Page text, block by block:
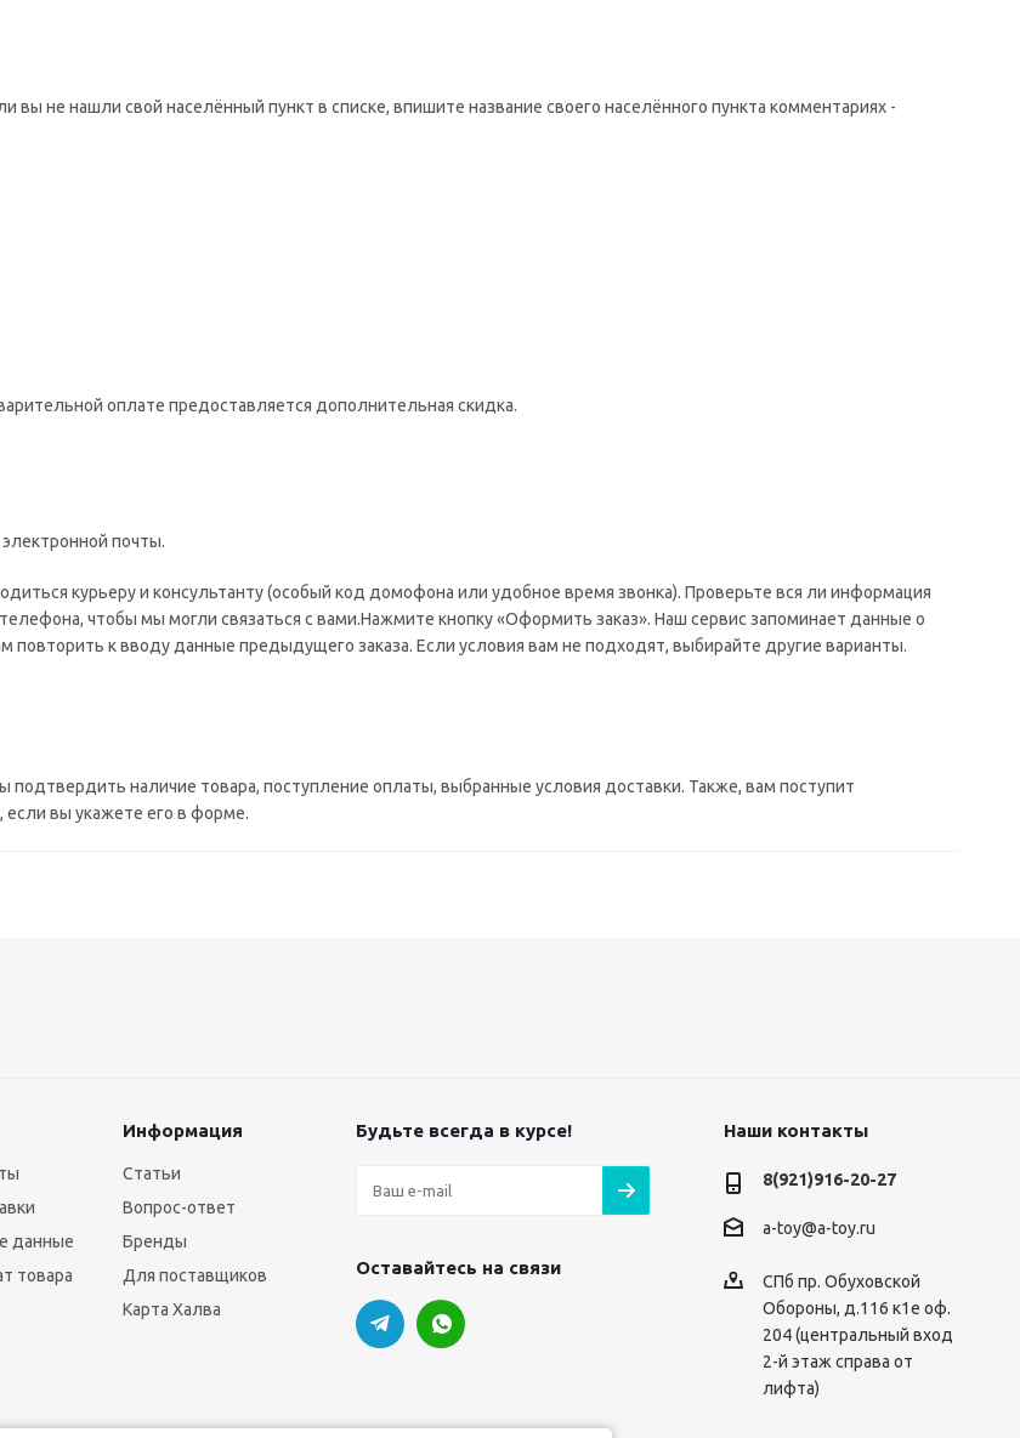
вы не нашли свой населённый пункт в списке, впишите название своего населённого пункта комментариях -
оплате предоставляется дополнительная скидка.
почты.
курьеру и консультанту (особый код домофона или удобное время звонка). Проверьте вся ли информация
чтобы мы могли связаться с вами.Нажмите кнопку «Оформить заказ». Наш сервис запоминает данные о
к вводу данные предыдущего заказа. Если условия вам не подходят, выбирайте другие варианты.
подтвердить наличие товара, поступление оплаты, выбранные условия доставки. Также, вам поступит
вы укажете его в форме.
данные
товара
Информация
Статьи
Вопрос-ответ
Бренды
Для поставщиков
Карта Халва
Будьте всегда в курсе!
Оставайтесь на связи
Наши контакты
8(921)916-20-27
a-toy@a-toy.ru
СПб пр. Обуховской
Обороны, д.116 к1е оф.
204 (центральный вход
2-й этаж справа от
лифта)